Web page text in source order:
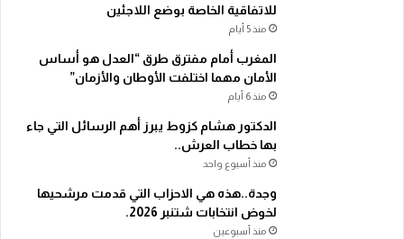
للاتفاقية الخاصة بوضع اللاجئين
منذ 5 أيام
المغرب أمام مفترق طرق “العدل هو أساس
الأمان مهما اختلفت الأوطان والأزمان”
منذ 6 أيام
الدكتور هشام كزوط يبرز أهم الرسائل التي جاء
بها خطاب العرش..
منذ أسبوع واحد
وجدة..هذه هي الاحزاب التي قدمت مرشحيها
لخوض انتخابات شتنبر 2026.
منذ أسبوعين